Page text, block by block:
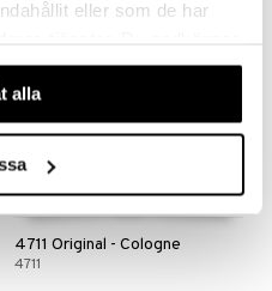
eller som de har
av vår webbplats.
alla
4711 Original - Cologne
4711